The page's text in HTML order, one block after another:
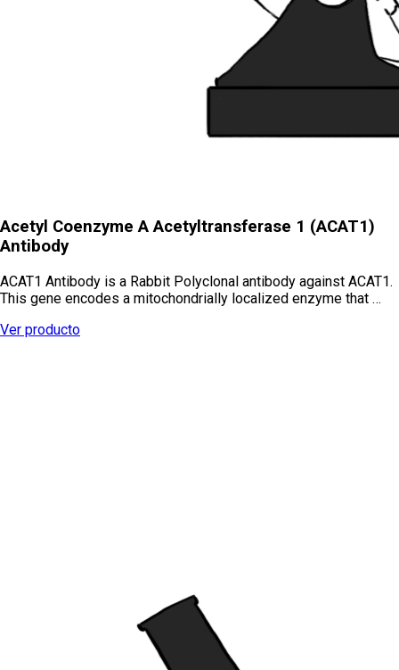
Acetyl Coenzyme A Acetyltransferase 1 (ACAT1)
Antibody
ACAT1 Antibody is a Rabbit Polyclonal antibody against ACAT1.
This gene encodes a mitochondrially localized enzyme that …
Ver producto